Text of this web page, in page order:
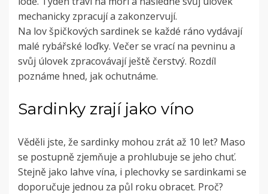
mechanicky zpracují a zakonzervují.
Na lov špičkových sardinek se každé ráno vydávají
malé rybářské loďky. Večer se vrací na pevninu a
svůj úlovek zpracovávají ještě čerstvý. Rozdíl
poznáme hned, jak ochutnáme.
Sardinky zrají jako víno
Věděli jste, že sardinky mohou zrát až 10 let? Maso
se postupně zjemňuje a prohlubuje se jeho chuť.
Stejně jako lahve vína, i plechovky se sardinkami se
doporučuje jednou za půl roku obracet. Proč?